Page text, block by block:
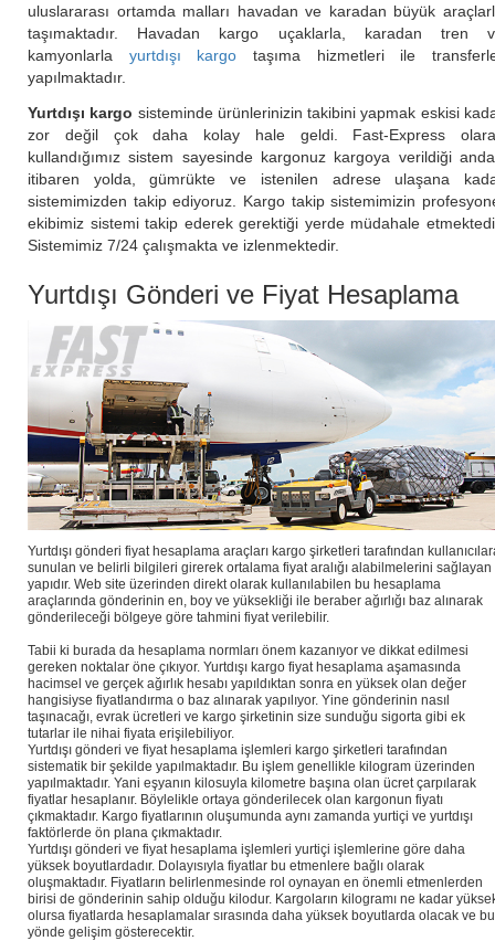
uluslararası ortamda malları havadan ve karadan büyük
taşımaktadır. Havadan kargo uçaklarla, karadan tren
kamyonlarla yurtdışı kargo taşıma hizmetleri ile
yapılmaktadır.
Yurtdışı kargo sisteminde ürünlerinizin takibini yapmak eskisi
zor değil çok daha kolay hale geldi. Fast-Express
kullandığımız sistem sayesinde kargonuz kargoya verildiği
itibaren yolda, gümrükte ve istenilen adrese ulaşana
sistemimizden takip ediyoruz. Kargo takip sistemimizin
ekibimiz sistemi takip ederek gerektiği yerde müdahale
Sistemimiz 7/24 çalışmakta ve izlenmektedir.
Yurtdışı Gönderi ve Fiyat Hesaplama
Yurtdışı gönderi fiyat hesaplama araçları kargo şirketleri tarafından
sunulan ve belirli bilgileri girerek ortalama fiyat aralığı alabilmelerini sağlayan
yapıdır. Web site üzerinden direkt olarak kullanılabilen bu hesaplama
araçlarında gönderinin en, boy ve yüksekliği ile beraber ağırlığı baz alınarak
gönderileceği bölgeye göre tahmini fiyat verilebilir.
Tabii ki burada da hesaplama normları önem kazanıyor ve dikkat edilmesi
gereken noktalar öne çıkıyor. Yurtdışı kargo fiyat hesaplama aşamasında
hacimsel ve gerçek ağırlık hesabı yapıldıktan sonra en yüksek olan değer
hangisiyse fiyatlandırma o baz alınarak yapılıyor. Yine gönderinin nasıl
taşınacağı, evrak ücretleri ve kargo şirketinin size sunduğu sigorta gibi ek
tutarlar ile nihai fiyata erişilebiliyor.
Yurtdışı gönderi ve fiyat hesaplama işlemleri kargo şirketleri tarafından
sistematik bir şekilde yapılmaktadır. Bu işlem genellikle kilogram üzerinden
yapılmaktadır. Yani eşyanın kilosuyla kilometre başına olan ücret çarpılarak
fiyatlar hesaplanır. Böylelikle ortaya gönderilecek olan kargonun fiyatı
çıkmaktadır. Kargo fiyatlarının oluşumunda aynı zamanda yurtiçi ve yurtdışı
faktörlerde ön plana çıkmaktadır.
Yurtdışı gönderi ve fiyat hesaplama işlemleri yurtiçi işlemlerine göre daha
yüksek boyutlardadır. Dolayısıyla fiyatlar bu etmenlere bağlı olarak
oluşmaktadır. Fiyatların belirlenmesinde rol oynayan en önemli etmenlerden
birisi de gönderinin sahip olduğu kilodur. Kargoların kilogramı ne kadar
olursa fiyatlarda hesaplamalar sırasında daha yüksek boyutlarda olacak ve bu
yönde gelişim gösterecektir.